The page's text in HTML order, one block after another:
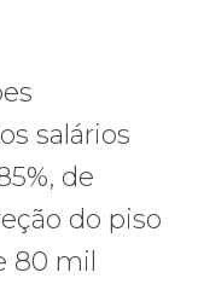
salários
de
do piso
80 mil